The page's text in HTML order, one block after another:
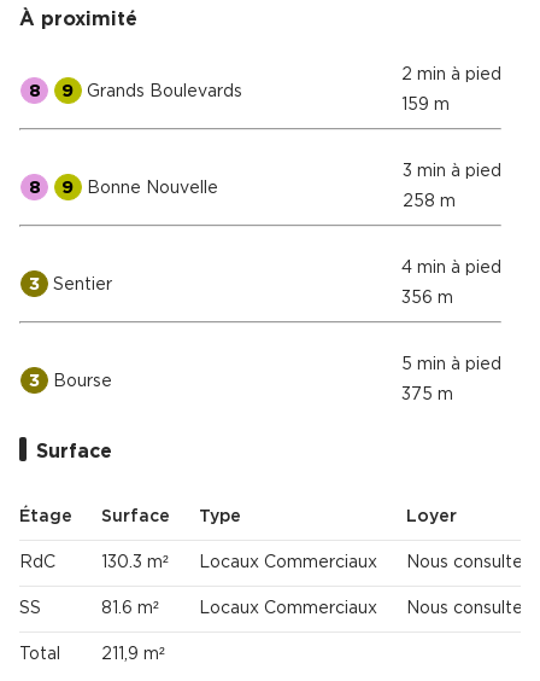
À proximité
8 9 Grands Boulevards
2 min à pied
159 m
8 9 Bonne Nouvelle
3 min à pied
258 m
3 Sentier
4 min à pied
356 m
3 Bourse
5 min à pied
375 m
Surface
Étage Surface Type Loyer
RdC 130.3 m² Locaux Commerciaux Nous consulter
SS 81.6 m² Locaux Commerciaux Nous consulter
Total 211,9 m²